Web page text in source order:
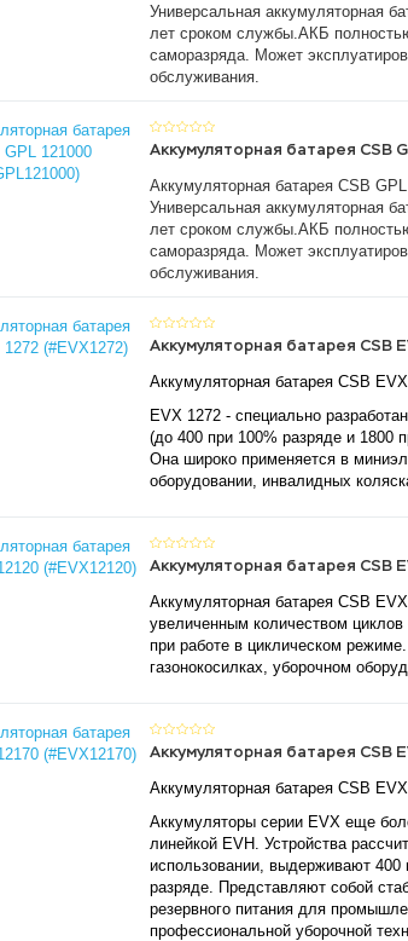
Универсальная аккумуляторная
лет сроком службы.АКБ
саморазряда. Может
обслуживания.
Аккумуляторная батарея CSB
Аккумуляторная батарея CSB
Универсальная аккумуляторная
лет сроком службы.АКБ
саморазряда. Может
обслуживания.
Аккумуляторная батарея CSB
Аккумуляторная батарея CSB
EVX 1272 - специально
(до 400 при 100% разряде и 1800
Она широко применяется в
оборудовании, инвалидных
Аккумуляторная батарея CSB
Аккумуляторная батарея CSB
увеличенным количеством
при работе в циклическом
газонокосилках, уборочном
Аккумуляторная батарея CSB
Аккумуляторная батарея CSB
Аккумуляторы серии EVX еще
линейкой EVH. Устройства
использовании, выдерживают 400
разряде. Представляют собой
резервного питания для
профессиональной уборочной